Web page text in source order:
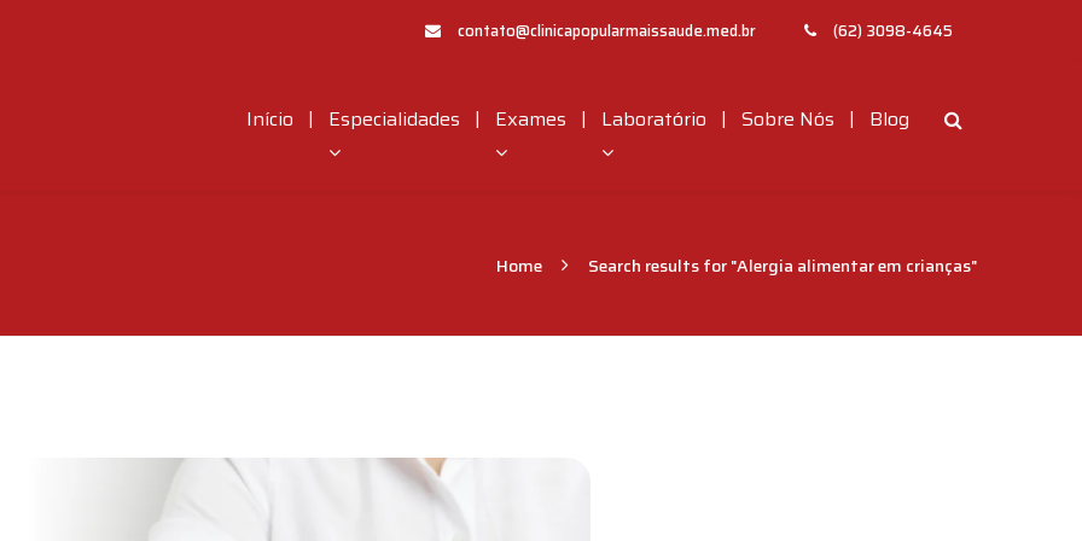
(62) 3098-4645
contato@clinicapopularmaissaude.med.br
Início | Especialidades | Exames | Laboratório | Sobre Nós | Blog
Home Search results for "Alergia alimentar em crianças"